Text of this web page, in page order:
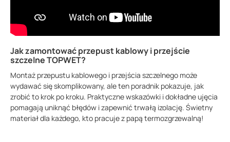
Jak zamontować przepust kablowy i przejście
szczelne TOPWET?
Montaż przepustu kablowego i przejścia szczelnego może
wydawać się skomplikowany, ale ten poradnik pokazuje, jak
zrobić to krok po kroku. Praktyczne wskazówki i dokładne ujęcia
pomagają uniknąć błędów i zapewnić trwałą izolację. Świetny
materiał dla każdego, kto pracuje z papą termozgrzewalną!